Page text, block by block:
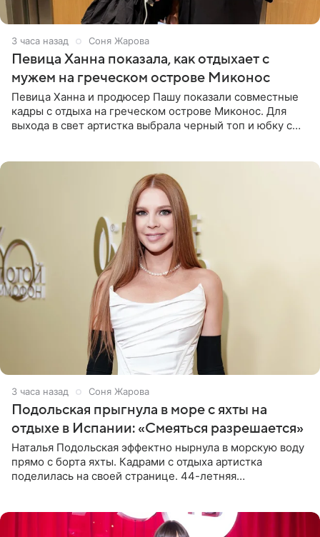
3 часа назад Соня Жарова
Певица Ханна показала, как отдыхает с
мужем на греческом острове Миконос
Певица Ханна и продюсер Пашу показали совместные
кадры с отдыха на греческом острове Миконос. Для
выхода в свет артистка выбрала черный топ и юбку с
3 часа назад Соня Жарова
Подольская прыгнула в море с яхты на
отдыхе в Испании: «Смеяться разрешается»
Наталья Подольская эффектно нырнула в морскую воду
прямо с борта яхты. Кадрами с отдыха артистка
поделилась на своей странице. 44-летняя